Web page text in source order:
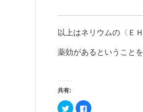
以上はネリウムの〈Ｅ
薬効があるということ
共有:
ク Facebook